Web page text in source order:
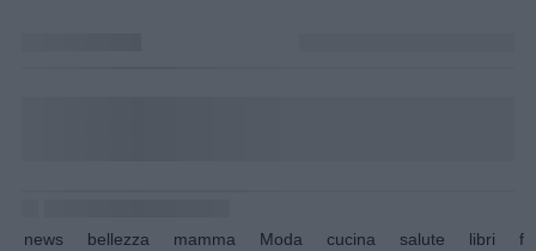
news bellezza mamma Moda cucina salute libri